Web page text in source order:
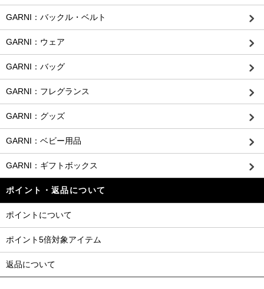
GARNI：バックル・ベルト
GARNI：ウェア
GARNI：バッグ
GARNI：フレグランス
GARNI：グッズ
GARNI：ベビー用品
GARNI：ギフトボックス
ポイント・返品について
ポイントについて
ポイント5倍対象アイテム
返品について